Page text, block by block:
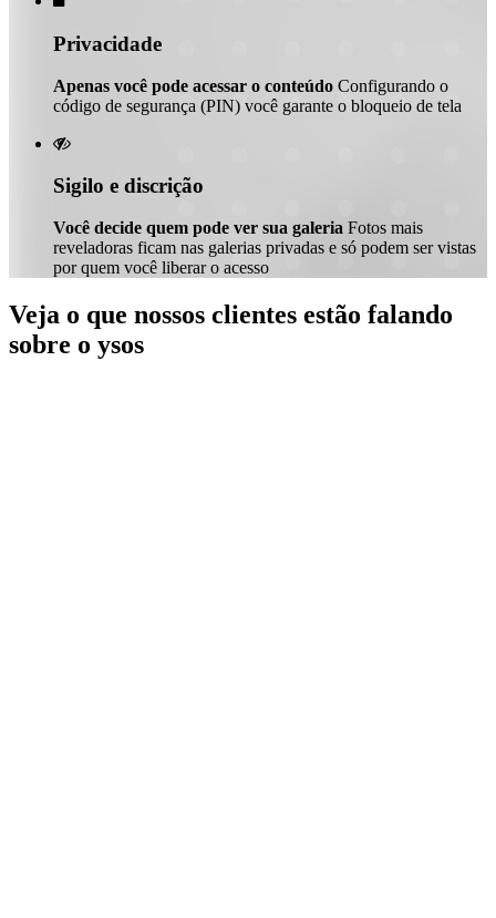
Privacidade
Apenas você pode acessar o conteúdo Configurando o
código de segurança (PIN) você garante o bloqueio de tela

Sigilo e discrição
Você decide quem pode ver sua galeria Fotos mais
reveladoras ficam nas galerias privadas e só podem ser vistas
por quem você liberar o acesso
Veja o que nossos clientes estão falando
sobre o ysos